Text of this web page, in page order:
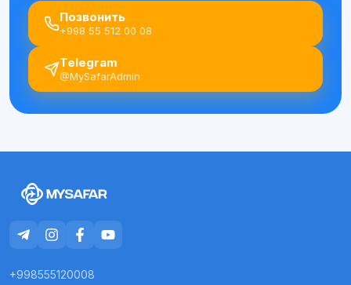
Позвонить
+998 55 512 00 08
Telegram
@MySafarAdmin
+998555120008